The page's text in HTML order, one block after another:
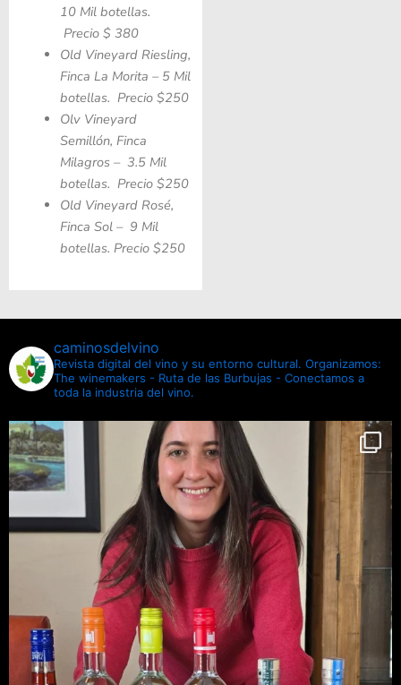
10 Mil botellas.
Precio $ 380
Old Vineyard Riesling,
Finca La Morita – 5 Mil
botellas. Precio $250
Olv Vineyard
Semillón, Finca
Milagros – 3.5 Mil
botellas. Precio $250
Old Vineyard Rosé,
Finca Sol – 9 Mil
botellas. Precio $250
caminosdelvino
Revista digital del vino y su entorno cultural. Organizamos:
The winemakers - Ruta de las Burbujas - Conectamos a
toda la industria del vino.